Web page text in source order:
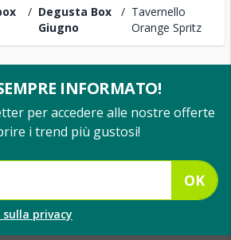
/ Degusta Box
Giugno
/ Tavernello
Orange Spritz
INFORMATO!
per accedere alle nostre offerte
i trend più gustosi!
OK
privacy